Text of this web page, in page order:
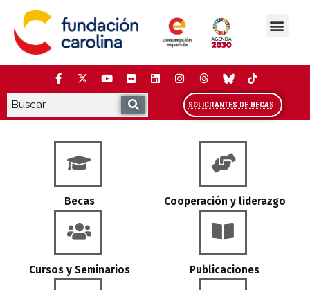
contenido
SOLICITANTES DE BECAS
Página inicial de la web de Fundación
Becas Cooperación y liderazgo
Cursos y Seminarios Publicaciones